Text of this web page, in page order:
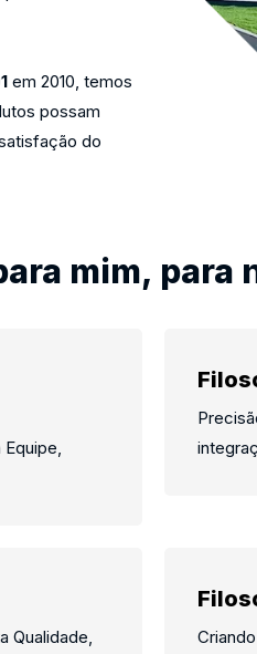
em 2010, temos
possam
do
mim, para
Qualidade,